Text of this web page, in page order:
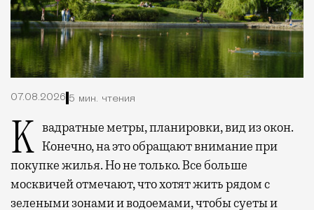
07.08.2026 5 мин. чтения
Квадратные метры, планировки, вид из окон. Конечно, на это обращают внимание при
покупке жилья. Но не только. Все больше
москвичей отмечают, что хотят жить рядом с
зелеными зонами и водоемами, чтобы суеты и